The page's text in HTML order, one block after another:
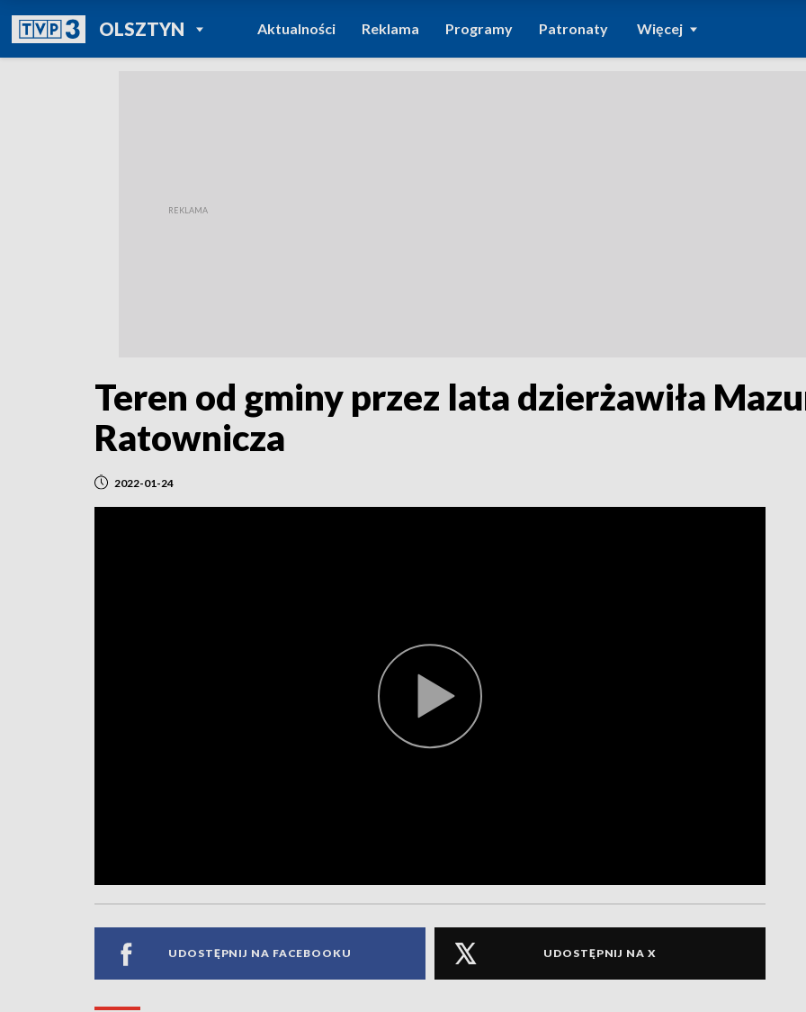
OLSZTYNPOWRÓT DO
TVP REGIONY
Aktualności Reklama Programy Patronaty Więcej
Teren od gminy przez lata dzierżawiła
Ratownicza
2022-01-24
UDOSTĘPNIJ NA FACEBOOKU UDOSTĘPNIJ NA X